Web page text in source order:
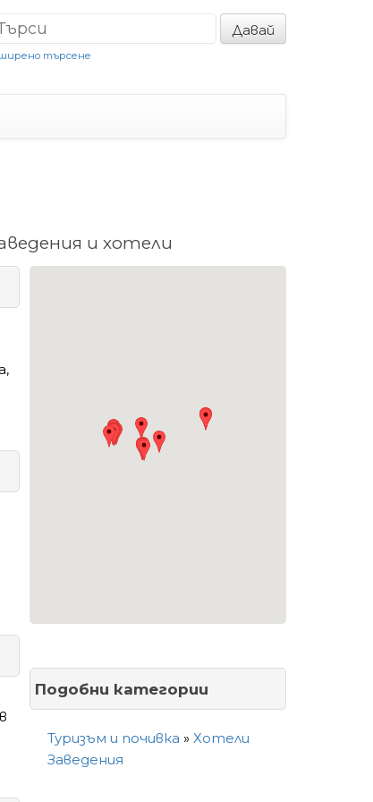
Давай
търсене
и хотели
Подобни категории
Туризъм и почивка » Хотели
Заведения